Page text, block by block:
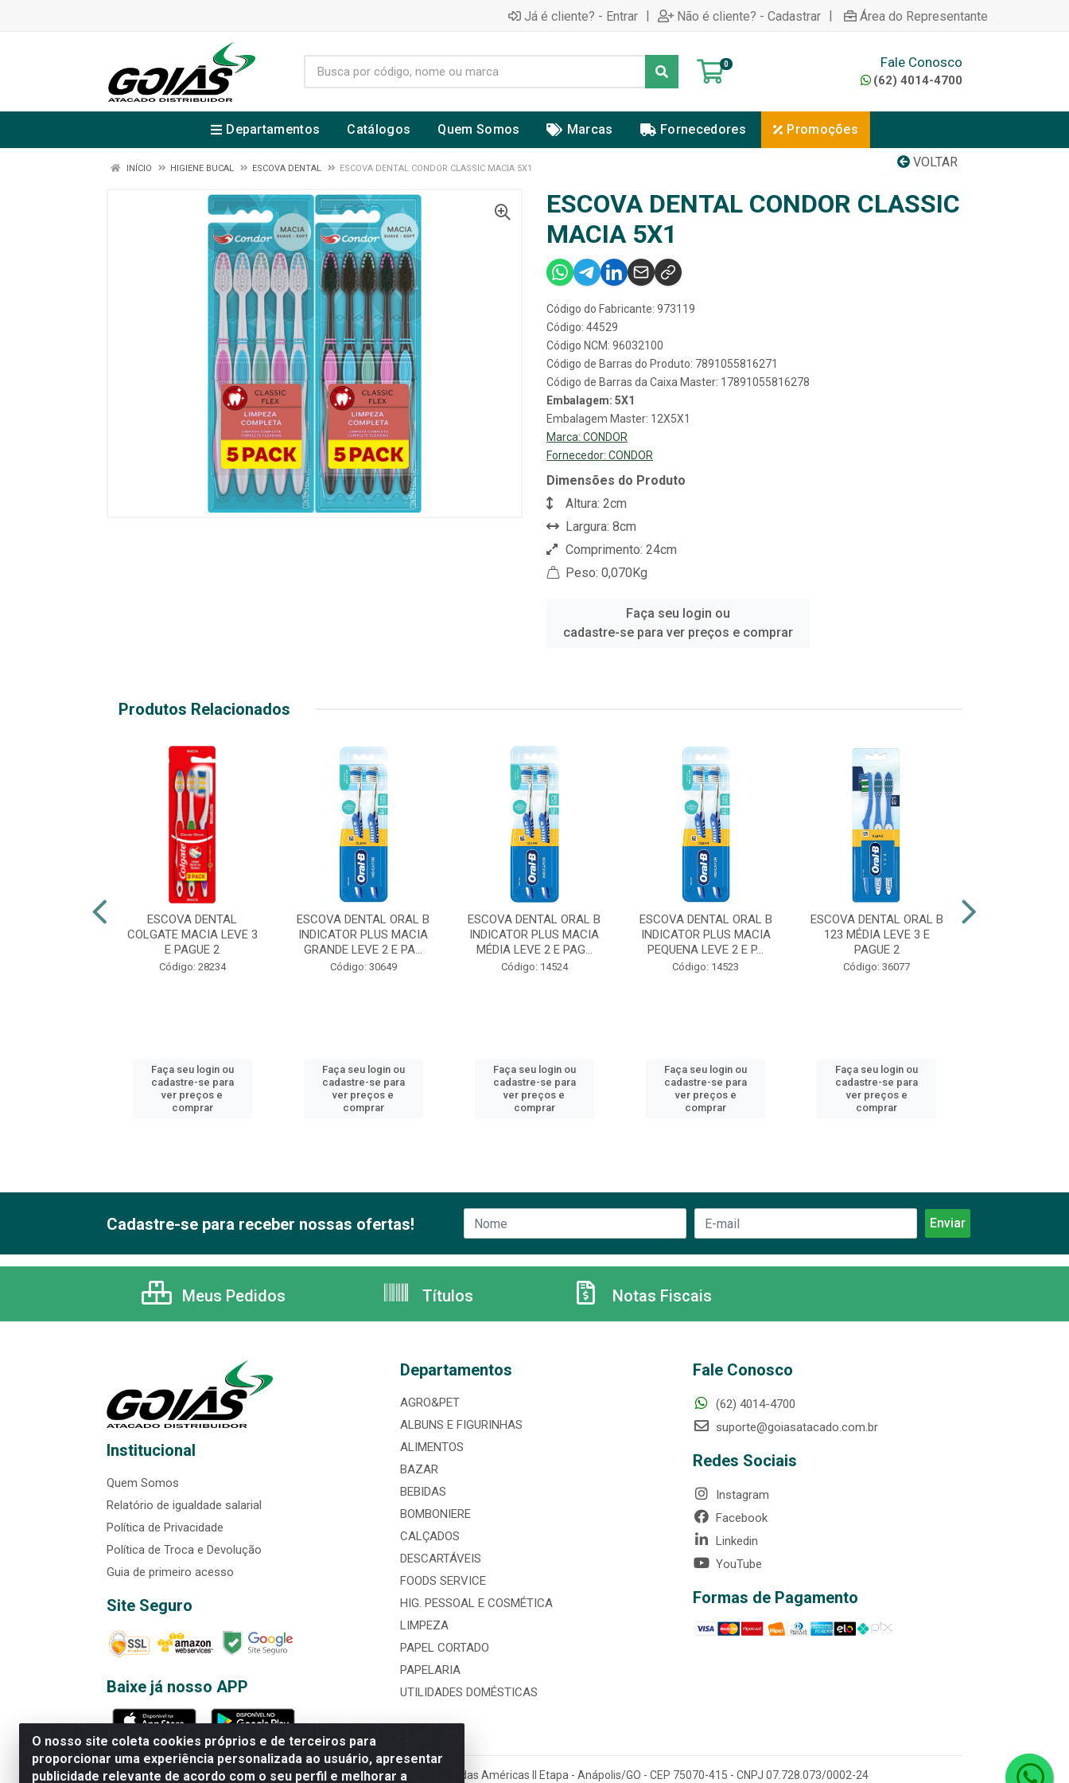
Já é cliente? - Entrar | Não é cliente? - Cadastrar | Área do Representante
0 Fale Conosco
(62) 4014-4700
Departamentos Catálogos Quem Somos Marcas Fornecedores Promoções
VOLTAR
INÍCIO HIGIENE BUCAL ESCOVA DENTAL ESCOVA DENTAL CONDOR CLASSIC MACIA 5X1
ESCOVA DENTAL CONDOR CLASSIC
MACIA 5X1
Código do Fabricante: 973119
Código: 44529
Código NCM: 96032100
Código de Barras do Produto: 7891055816271
Código de Barras da Caixa Master: 17891055816278
Embalagem: 5X1
Embalagem Master: 12X5X1
Marca: CONDOR
Fornecedor: CONDOR
Dimensões do Produto
Altura: 2cm
Largura: 8cm
Comprimento: 24cm
Peso: 0,070Kg
Faça seu login ou
cadastre-se para ver preços e comprar
Produtos Relacionados
ESCOVA DENTAL
COLGATE MACIA LEVE 3
E PAGUE 2
Código: 28234
Faça seu login ou
cadastre-se para
ver preços e
comprar
ESCOVA DENTAL ORAL B
INDICATOR PLUS MACIA
GRANDE LEVE 2 E PA...
Código: 30649
Faça seu login ou
cadastre-se para
ver preços e
comprar
ESCOVA DENTAL ORAL B
INDICATOR PLUS MACIA
MÉDIA LEVE 2 E PAG...
Código: 14524
Faça seu login ou
cadastre-se para
ver preços e
comprar
ESCOVA DENTAL ORAL B
INDICATOR PLUS MACIA
PEQUENA LEVE 2 E P...
Código: 14523
Faça seu login ou
cadastre-se para
ver preços e
comprar
ESCOVA DENTAL ORAL B
123 MÉDIA LEVE 3 E
PAGUE 2
Código: 36077
Faça seu login ou
cadastre-se para
ver preços e
comprar
O nosso site coleta cookies próprios e de terceiros para
proporcionar uma experiência personalizada ao usuário, apresentar
publicidade relevante de acordo com o seu perfil e melhorar a
Cadastre-se para receber nossas ofertas!
Meus Pedidos Títulos Notas Fiscais
Institucional
Quem Somos
Relatório de igualdade salarial
Política de Privacidade
Política de Troca e Devolução
Guia de primeiro acesso
Site Seguro
Baixe já nosso APP
Departamentos
AGRO&PET
ALBUNS E FIGURINHAS
ALIMENTOS
BAZAR
BEBIDAS
BOMBONIERE
CALÇADOS
DESCARTÁVEIS
FOODS SERVICE
HIG. PESSOAL E COSMÉTICA
LIMPEZA
PAPEL CORTADO
PAPELARIA
UTILIDADES DOMÉSTICAS
Fale Conosco
(62) 4014-4700
suporte@goiasatacado.com.br
Redes Sociais
Instagram
Facebook
Linkedin
YouTube
Formas de Pagamento
Rede Brasil - Avenida Universitária, nº 3860, Jardim das Américas II Etapa - Anápolis/GO - CEP 75070-415 - CNPJ 07.728.073/0002-24